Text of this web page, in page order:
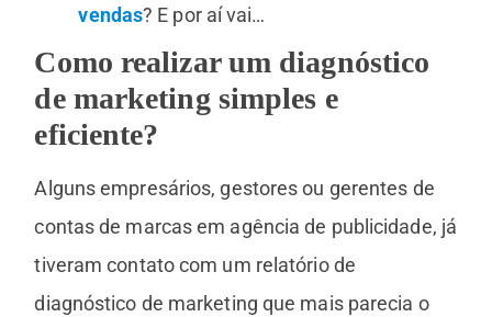
vendas? E por aí vai…
Como realizar um diagnóstico
de marketing simples e
eficiente?
Alguns empresários, gestores ou gerentes de
contas de marcas em agência de publicidade, já
tiveram contato com um relatório de
diagnóstico de marketing que mais parecia o